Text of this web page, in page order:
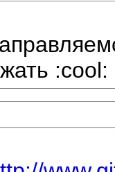
:cool: